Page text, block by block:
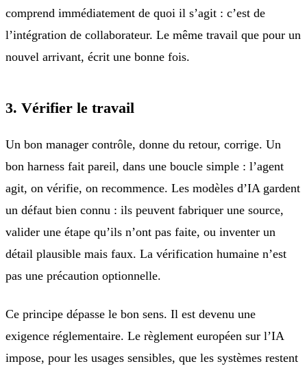
comprend immédiatement de quoi il s’agit : c’est de
l’intégration de collaborateur. Le même travail que pour un
nouvel arrivant, écrit une bonne fois.
3. Vérifier le travail
Un bon manager contrôle, donne du retour, corrige. Un
bon harness fait pareil, dans une boucle simple : l’agent
agit, on vérifie, on recommence. Les modèles d’IA gardent
un défaut bien connu : ils peuvent fabriquer une source,
valider une étape qu’ils n’ont pas faite, ou inventer un
détail plausible mais faux. La vérification humaine n’est
pas une précaution optionnelle.
Ce principe dépasse le bon sens. Il est devenu une
exigence réglementaire. Le règlement européen sur l’IA
impose, pour les usages sensibles, que les systèmes restent